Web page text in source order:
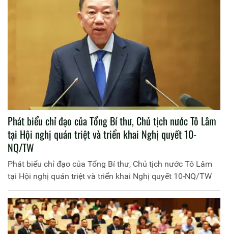
Phát biểu chỉ đạo của Tổng Bí thư, Chủ tịch nước Tô Lâm
tại Hội nghị quán triệt và triển khai Nghị quyết 10-
NQ/TW
Phát biểu chỉ đạo của Tổng Bí thư, Chủ tịch nước Tô Lâm
tại Hội nghị quán triệt và triển khai Nghị quyết 10-NQ/TW